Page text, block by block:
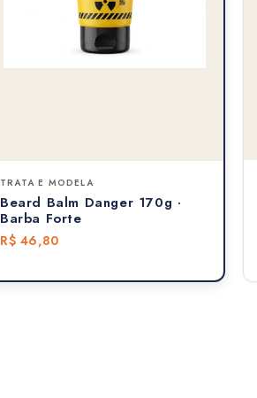
TRATA E MODELA
Beard Balm Danger 170g ·
Barba Forte
R$ 46,80